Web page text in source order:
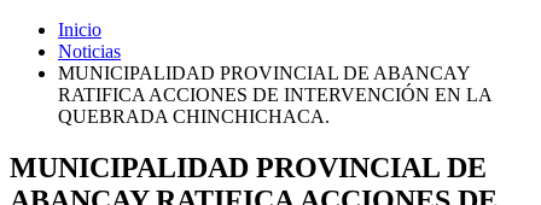
Inicio
Noticias
MUNICIPALIDAD PROVINCIAL DE ABANCAY
RATIFICA ACCIONES DE INTERVENCIÓN EN LA
QUEBRADA CHINCHICHACA.
MUNICIPALIDAD PROVINCIAL DE